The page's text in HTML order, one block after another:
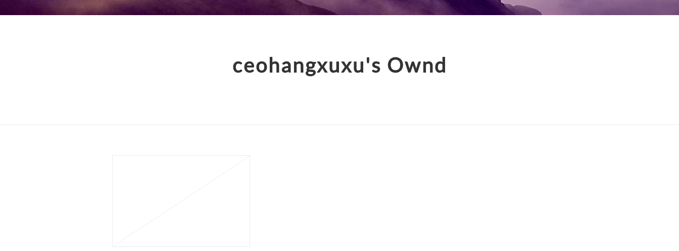
ceohangxuxu's Ownd